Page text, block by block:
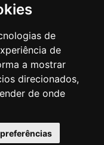
de
de
a mostrar
direcionados,
de onde
SP CEP 07113-040
2475-7300